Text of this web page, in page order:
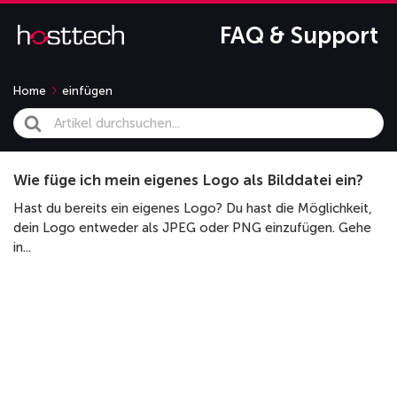
FAQ & Support
Home einfügen
Search
For
Wie füge ich mein eigenes Logo als Bilddatei ein?
Hast du bereits ein eigenes Logo? Du hast die Möglichkeit,
dein Logo entweder als JPEG oder PNG einzufügen. Gehe
in...